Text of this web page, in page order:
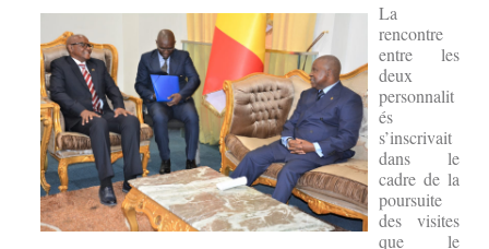
La
rencontre
entre les
deux
personnalit
és
s’inscrivait
dans le
cadre de la
poursuite
des visites
que le